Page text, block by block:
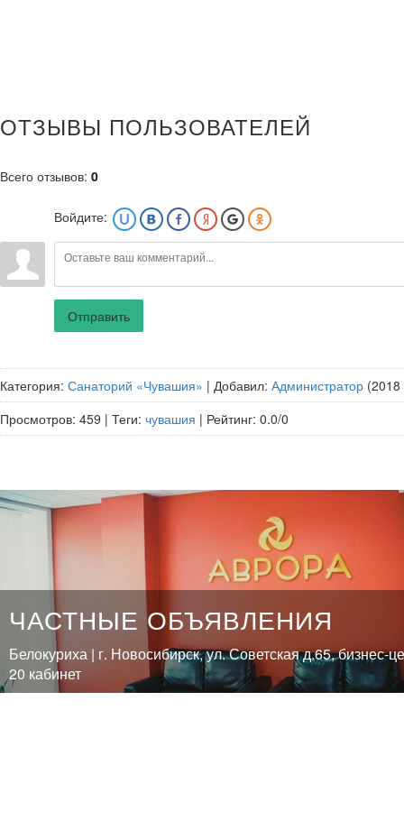
ОТЗЫВЫ ПОЛЬЗОВАТЕЛЕЙ
Всего отзывов: 0
Войдите:
Отправить
Категория: Санаторий «Чувашия» | Добавил: Администратор (2018
Просмотров: 459 | Теги: чувашия | Рейтинг: 0.0/0
ЧАСТНЫЕ ОБЪЯВЛЕНИЯ
Белокуриха | г. Новосибирск, ул. Советская д.65, бизнес-
20 кабинет